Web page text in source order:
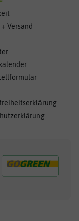
Versand